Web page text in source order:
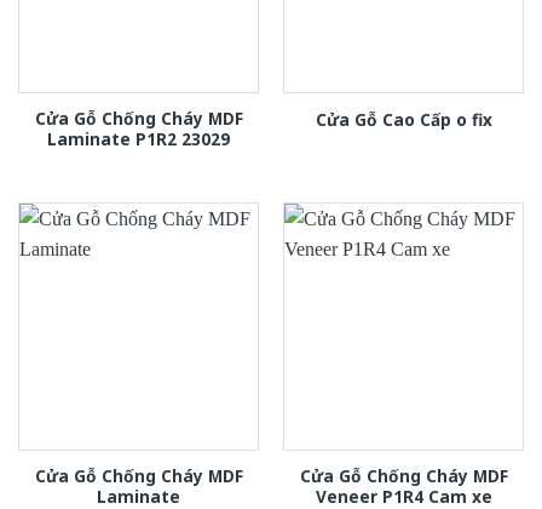
Cửa Gỗ Chống Cháy MDF
Laminate P1R2 23029
Cửa Gỗ Cao Cấp o fix
Cửa Gỗ Chống Cháy MDF
Laminate
Cửa Gỗ Chống Cháy MDF
Veneer P1R4 Cam xe